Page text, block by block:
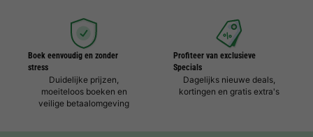
Boek eenvoudig en zonder
stress
Duidelijke prijzen,
moeiteloos boeken en
veilige betaalomgeving
Profiteer van exclusieve
Specials
Dagelijks nieuwe deals,
kortingen en gratis extra's